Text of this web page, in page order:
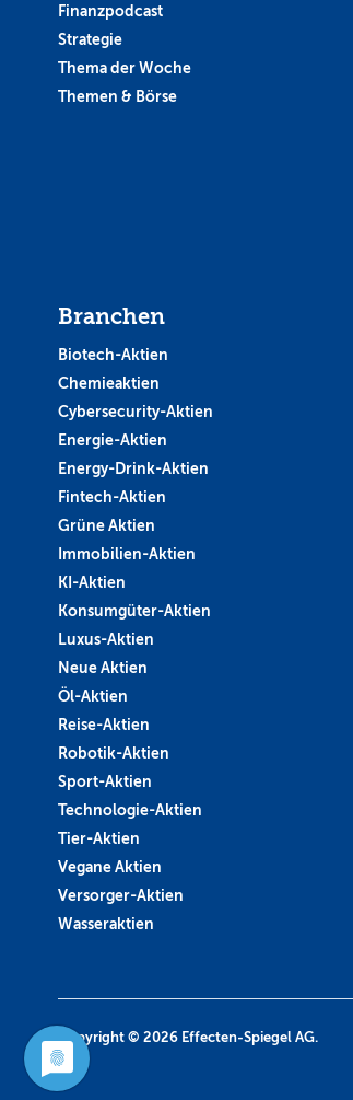
Finanzpodcast
Strategie
Thema der Woche
Themen & Börse
Branchen
Biotech-Aktien
Chemieaktien
Cybersecurity-Aktien
Energie-Aktien
Energy-Drink-Aktien
Fintech-Aktien
Grüne Aktien
Immobilien-Aktien
KI-Aktien
Konsumgüter-Aktien
Luxus-Aktien
Neue Aktien
Öl-Aktien
Reise-Aktien
Robotik-Aktien
Sport-Aktien
Technologie-Aktien
Tier-Aktien
Vegane Aktien
Versorger-Aktien
Wasseraktien
Copyright © 2026 Effecten-Spiegel AG.